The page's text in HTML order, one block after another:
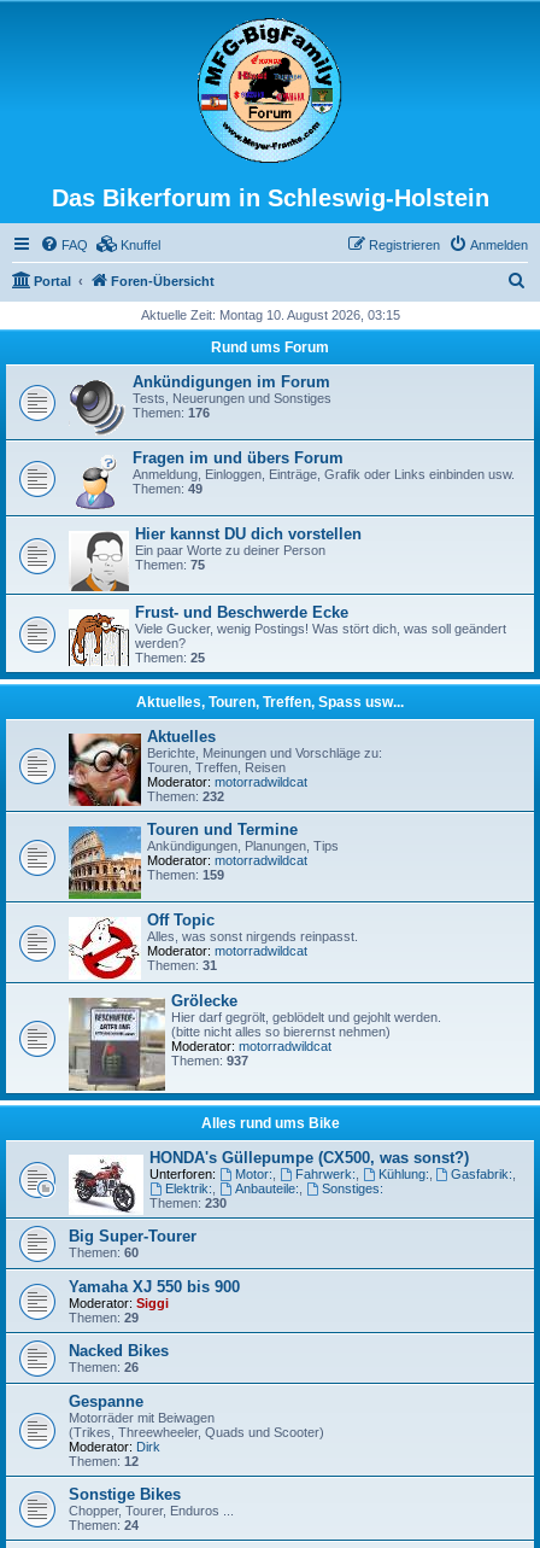
Das Bikerforum in Schleswig-Holstein
FAQ Knuffel Anmelden
Registrieren
Portal Foren-Übersicht
h
Aktuelle Zeit: Montag 10. August 2026, 03:15
Rund ums Forum
Ankündigungen im Forum
Tests, Neuerungen und Sonstiges
Themen: 176
Fragen im und übers Forum
Anmeldung, Einloggen, Einträge, Grafik oder Links einbinden usw.
Themen: 49
Hier kannst DU dich vorstellen
Ein paar Worte zu deiner Person
Themen: 75
Frust- und Beschwerde Ecke
Viele Gucker, wenig Postings! Was stört dich, was soll geändert
werden?
Themen: 25
Aktuelles, Touren, Treffen, Spass usw...
Aktuelles
Berichte, Meinungen und Vorschläge zu:
Touren, Treffen, Reisen
Moderator: motorradwildcat
Themen: 232
Touren und Termine
Ankündigungen, Planungen, Tips
Moderator: motorradwildcat
Themen: 159
Off Topic
Alles, was sonst nirgends reinpasst.
Moderator: motorradwildcat
Themen: 31
Grölecke
Hier darf gegrölt, geblödelt und gejohlt werden.
(bitte nicht alles so bierernst nehmen)
Moderator: motorradwildcat
Themen: 937
Alles rund ums Bike
HONDA's Güllepumpe (CX500, was sonst?)
Unterforen: Motor: Fahrwerk: Kühlung: Gasfabrik:
Elektrik:
Anbauteile:
Sonstiges:
Themen: 230
Big Super-Tourer
Themen: 60
Yamaha XJ 550 bis 900
Moderator: Siggi
Themen: 29
Nacked Bikes
Themen: 26
Gespanne
Motorräder mit Beiwagen
(Trikes, Threewheeler, Quads und Scooter)
Moderator: Dirk
Themen: 12
Sonstige Bikes
Chopper, Tourer, Enduros ...
Themen: 24